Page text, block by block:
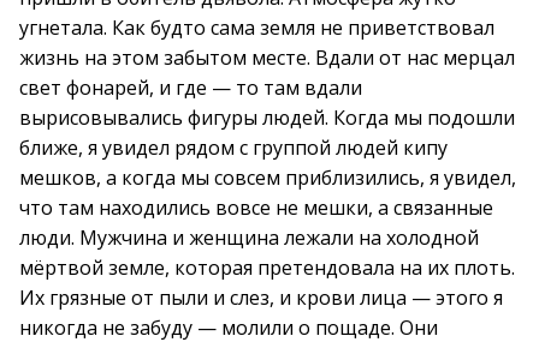
угнетала. Как будто сама земля не приветствовал
жизнь на этом забытом месте. Вдали от нас мерцал
свет фонарей, и где — то там вдали
вырисовывались фигуры людей. Когда мы подошли
ближе, я увидел рядом с группой людей кипу
мешков, а когда мы совсем приблизились, я увидел,
что там находились вовсе не мешки, а связанные
люди. Мужчина и женщина лежали на холодной
мёртвой земле, которая претендовала на их плоть.
Их грязные от пыли и слез, и крови лица — этого я
никогда не забуду — молили о пощаде. Они